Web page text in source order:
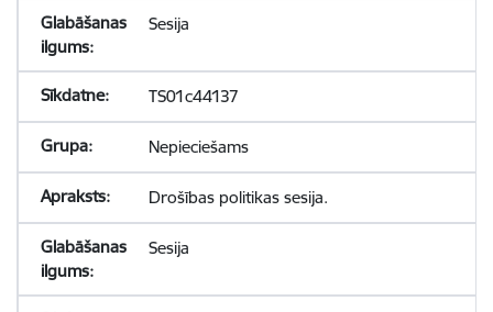
Sesija
TS01c44137
Nepieciešams
Drošības politikas sesija.
Sesija